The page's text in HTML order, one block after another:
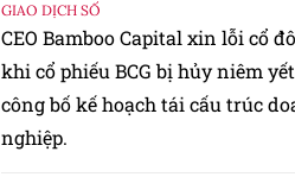
GIAO DỊCH SỐ
CEO Bamboo Capital xin lỗi cổ
khi cổ phiếu BCG bị hủy niêm
công bố kế hoạch tái cấu trúc
nghiệp.